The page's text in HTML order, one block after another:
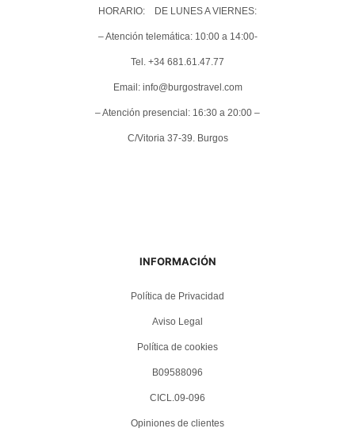
HORARIO: DE LUNES A VIERNES:
– Atención telemática: 10:00 a 14:00-
Tel. +34 681.61.47.77
Email: info@burgostravel.com
– Atención presencial: 16:30 a 20:00 –
C/Vitoria 37-39. Burgos
INFORMACIÓN
Política de Privacidad
Aviso Legal
Política de cookies
B09588096
CICL.09-096
Opiniones de clientes